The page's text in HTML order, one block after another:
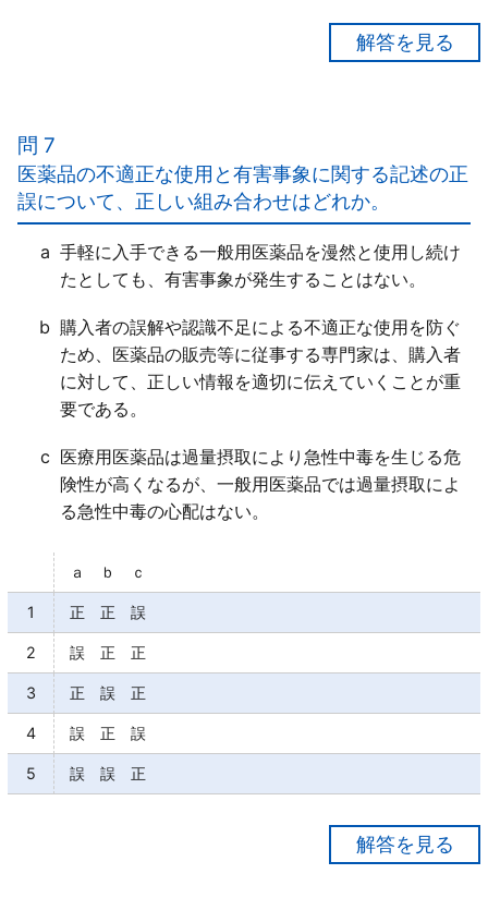
得るものである「ため、医薬品の有効成分によって引
き起こされることもある」。
ｂ○
ｄ○
問 7
医薬品の不適正な使用と有害事象に関する記述の正
誤について、正しい組み合わせはどれか。
a 手軽に入手できる一般用医薬品を漫然と使用し続け
たとしても、有害事象が発生することはない。
b 購入者の誤解や認識不足による不適正な使用を防ぐ
ため、医薬品の販売等に従事する専門家は、購入者
に対して、正しい情報を適切に伝えていくことが重
要である。
c 医療用医薬品は過量摂取により急性中毒を生じる危
険性が高くなるが、一般用医薬品では過量摂取によ
る急性中毒の心配はない。
ａ ｂ ｃ
1 正 正 誤
2 誤 正 正
3 正 誤 正
4 誤 正 誤
5 誤 誤 正